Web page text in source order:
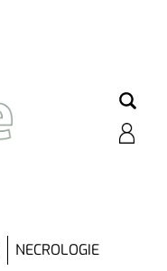
NECROLOGIE